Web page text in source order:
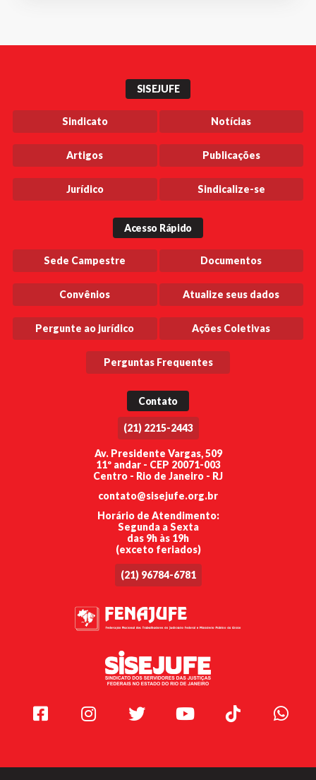
SISEJUFE
Sindicato Notícias
Artigos Publicações
Jurídico Sindicalize-se
Acesso Rápido
Sede Campestre Documentos
Convênios Atualize seus dados
Pergunte ao jurídico Ações Coletivas
Perguntas Frequentes
Contato
(21) 2215-2443
Av. Presidente Vargas, 509
11º andar - CEP 20071-003
Centro - Rio de Janeiro - RJ
contato@sisejufe.org.br
Horário de Atendimento:
Segunda a Sexta
das 9h às 19h
(exceto feriados)
(21) 96784-6781
Facebook Instagram Twitter Youtube TikTok